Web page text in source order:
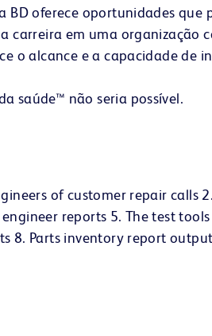
BD oferece oportunidades
carreira em uma organização
o alcance e a capacidade de
saúde™ não seria possível.
of customer repair calls
reports 5. The test
8. Parts inventory report